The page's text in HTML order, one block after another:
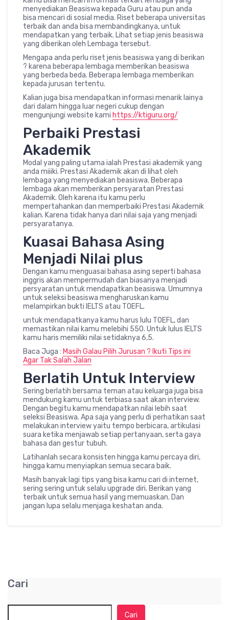
menyediakan Beasiswa kepada Guru atau pun anda
bisa mencari di sosial media. Riset beberapa universitas
terbaik dan anda bisa membandingkanya, untuk
mendapatkan yang terbaik. Lihat setiap jenis beasiswa
yang diberikan oleh Lembaga tersebut.
Mengapa anda perlu riset jenis beasiswa yang di berikan
? karena beberapa lembaga memberikan beasiswa
yang berbeda beda. Beberapa lembaga memberikan
kepada jurusan tertentu.
Kalian juga bisa mendapatkan informasi menarik lainya
dari dalam hingga luar negeri cukup dengan
mengunjungi website kami https://ktiguru.org/
Perbaiki Prestasi
Akademik
Modal yang paling utama ialah Prestasi akademik yang
anda miiiki. Prestasi Akademik akan di lihat oleh
lembaga yang menyediakan beasiswa. Beberapa
lembaga akan memberikan persyaratan Prestasi
Akademik. Oleh karena itu kamu perlu
mempertahankan dan memperbaiki Prestasi Akademik
kalian. Karena tidak hanya dari nilai saja yang menjadi
persyaratanya.
Kuasai Bahasa Asing
Menjadi Nilai plus
Dengan kamu menguasai bahasa asing seperti bahasa
inggris akan mempermudah dan biasanya menjadi
persyaratan untuk mendapatkan beasiswa. Umumnya
untuk seleksi beasiswa mengharuskan kamu
melampirkan bukti IELTS atau TOEFL.
untuk mendapatkanya kamu harus lulu TOEFL, dan
memastikan nilai kamu melebihi 550. Untuk lulus IELTS
kamu haris memiliki nilai setidaknya 6,5.
Baca Juga : Masih Galau Pilih Jurusan ? Ikuti Tips ini
Agar Tak Salah Jalan
Berlatih Untuk Interview
Sering berlatih bersama teman atau keluarga juga bisa
mendukung kamu untuk terbiasa saat akan interview.
Dengan begitu kamu mendapatkan nilai lebih saat
seleksi Beasiswa. Apa saja yang perlu di perhatikan saat
melakukan interview yaitu tempo berbicara, artikulasi
suara ketika menjawab setiap pertanyaan, serta gaya
bahasa dan gestur tubuh.
Latihanlah secara konsisten hingga kamu percaya diri,
hingga kamu menyiapkan semua secara baik.
Masih banyak lagi tips yang bisa kamu cari di internet,
sering sering untuk selalu upgrade diri. Berikan yang
terbaik untuk semua hasil yang memuaskan. Dan
jangan lupa selalu menjaga keshatan anda.
Cari
Cari